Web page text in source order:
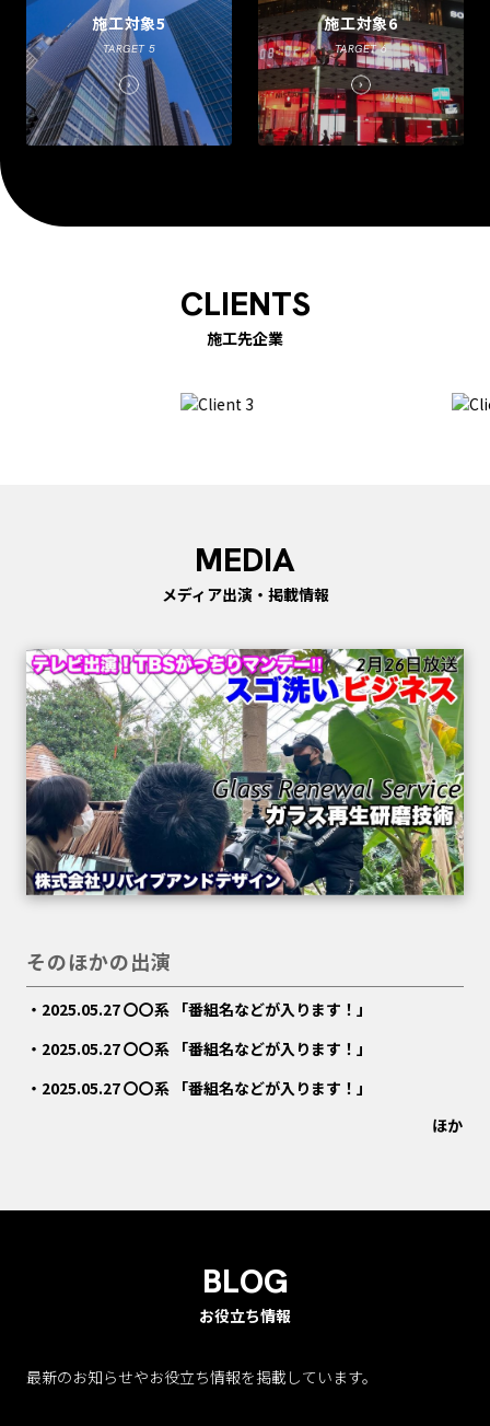
施工対象5
TARGET 5
施工対象6
TARGET 6
CLIENTS
施工先企業
MEDIA
メディア出演・掲載情報
そのほかの出演
2025.05.27 〇〇系 「番組名などが入ります！」
2025.05.27 〇〇系 「番組名などが入ります！」
2025.05.27 〇〇系 「番組名などが入ります！」
ほか
BLOG
お役立ち情報
最新のお知らせやお役立ち情報を掲載しています。